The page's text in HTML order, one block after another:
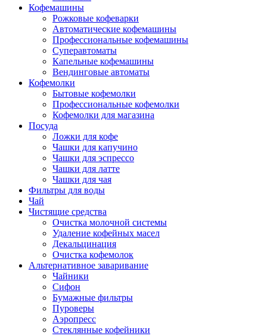
Кофемашины
Рожковые кофеварки
Автоматические кофемашины
Профессиональные кофемашины
Суперавтоматы
Капельные кофемашины
Вендинговые автоматы
Кофемолки
Бытовые кофемолки
Профессиональные кофемолки
Кофемолки для магазина
Посуда
Ложки для кофе
Чашки для капучино
Чашки для эспрессо
Чашки для латте
Чашки для чая
Фильтры для воды
Чай
Чистящие средства
Очистка молочной системы
Удаление кофейных масел
Декальцинация
Очистка кофемолок
Альтернативное заваривание
Чайники
Сифон
Бумажные фильтры
Пуроверы
Аэропресс
Стеклянные кофейники